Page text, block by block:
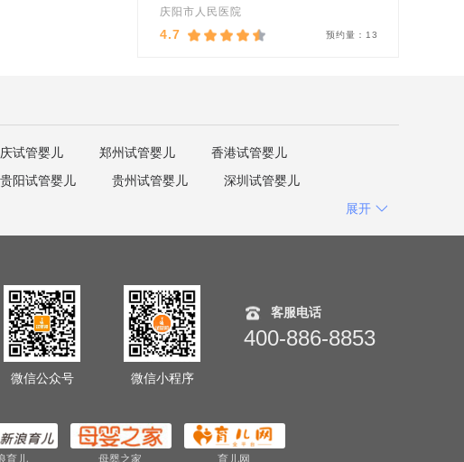
庆阳市人民医院
4.7 预约量： 13
试管婴儿 郑州试管婴儿
香港试管婴儿
贵阳试管婴儿 贵州试管婴儿
深圳试管婴儿
展开
微信公众号 微信小程序
客服电话
400-886-8853
育儿 母婴之家 育儿网